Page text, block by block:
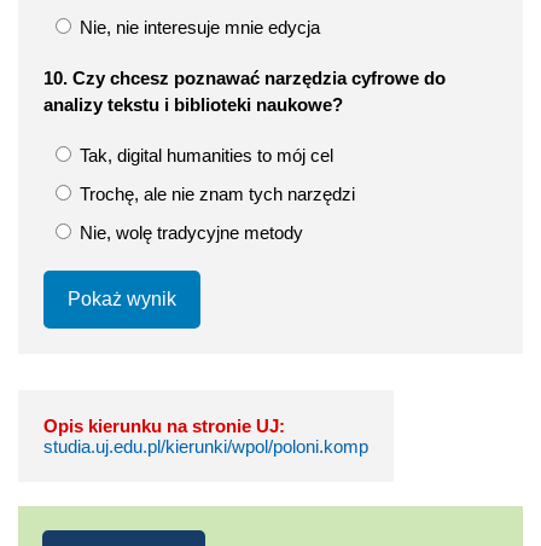
Nie, nie interesuje mnie edycja
10. Czy chcesz poznawać narzędzia cyfrowe do
analizy tekstu i biblioteki naukowe?
Tak, digital humanities to mój cel
Trochę, ale nie znam tych narzędzi
Nie, wolę tradycyjne metody
Pokaż wynik
Opis kierunku na stronie UJ:
studia.uj.edu.pl/kierunki/wpol/poloni.komp